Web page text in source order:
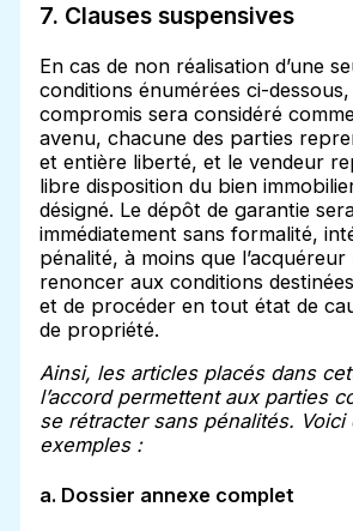
7. Clauses suspensives
En cas de non réalisation d’une
conditions énumérées ci-
compromis sera considéré
avenu, chacune des parties
et entière liberté, et le vendeur
libre disposition du bien
désigné. Le dépôt de garantie
immédiatement sans formalité,
pénalité, à moins que l’acquéreur
renoncer aux conditions
et de procéder en tout état de
de propriété.
Ainsi, les articles placés dans
l’accord permettent aux parties
se rétracter sans pénalités. Voici
exemples :
a. Dossier annexe complet